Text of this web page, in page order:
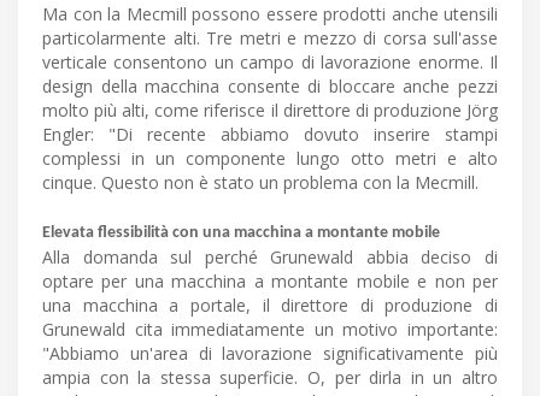
Ma con la Mecmill possono essere prodotti anche utensili
particolarmente alti. Tre metri e mezzo di corsa sull'asse
verticale consentono un campo di lavorazione enorme. Il
design della macchina consente di bloccare anche pezzi
molto più alti, come riferisce il direttore di produzione Jörg
Engler: "Di recente abbiamo dovuto inserire stampi
complessi in un componente lungo otto metri e alto
cinque. Questo non è stato un problema con la Mecmill.
Elevata flessibilità con una macchina a montante mobile
Alla domanda sul perché Grunewald abbia deciso di
optare per una macchina a montante mobile e non per
una macchina a portale, il direttore di produzione di
Grunewald cita immediatamente un motivo importante:
"Abbiamo un'area di lavorazione significativamente più
ampia con la stessa superficie. O, per dirla in un altro